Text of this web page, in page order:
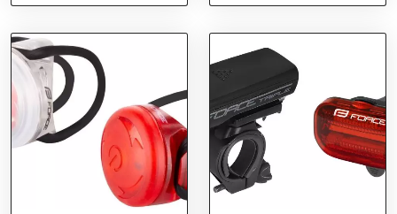
Hátsó LED Lámpák, USB
első/hátsó, IP44, 500/240mAh